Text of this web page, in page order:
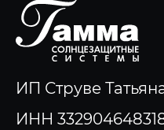
ИП Струве
ИНН